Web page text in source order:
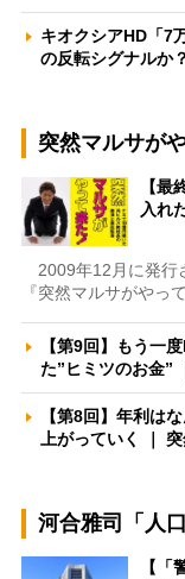
キオクシアHD「7
の反転シグナル
突然マルサが
【
入れ
2009年12月に発行
『突然マルサがやっ
【第9回】もう一
た”ヒミツのお金”
【第8回】年利は
上がっていく ｜
河合雅司「人
【